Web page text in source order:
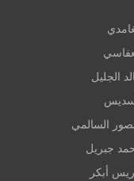
الجليل
السالمي
جبريل
أبكر